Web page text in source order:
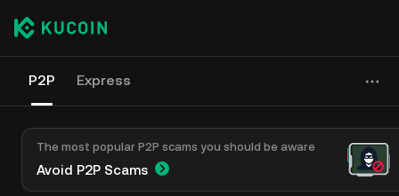
P2P Express
The most popular P2P scams you should be aware
Avoid P2P Scams